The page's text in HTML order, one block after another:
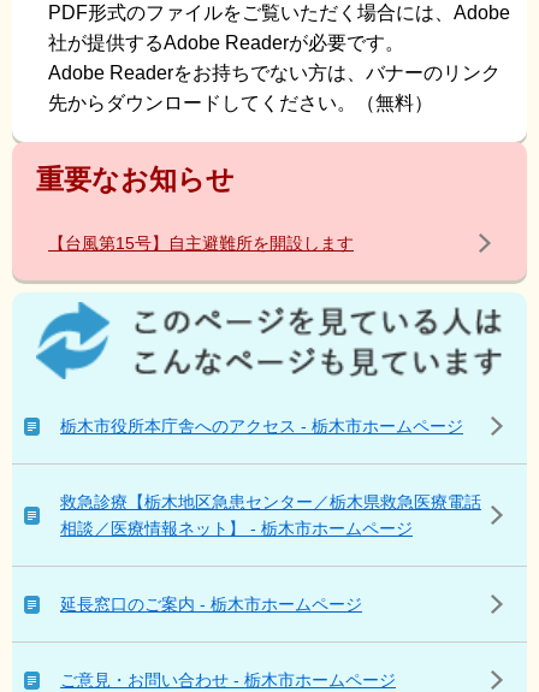
PDF形式のファイルをご覧いただく場合には、Adobe
社が提供するAdobe Readerが必要です。
Adobe Readerをお持ちでない方は、バナーのリンク
先からダウンロードしてください。（無料）
重要なお知らせ
【台風第15号】自主避難所を開設します
こ
ペ
ジ
を
見
い
人
は
こ
ん
な
栃木市役所本庁舎へのアクセス - 栃木市ホームページ
救急診療【栃木地区急患センター／栃木県救急医療電話
相談／医療情報ネット】 - 栃木市ホームページ
延長窓口のご案内 - 栃木市ホームページ
ご意見・お問い合わせ - 栃木市ホームページ